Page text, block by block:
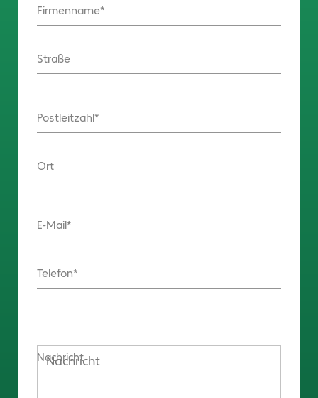
Firmenname
Straße
Postleitzahl
Ort
E-Mail
Telefon
Nachricht